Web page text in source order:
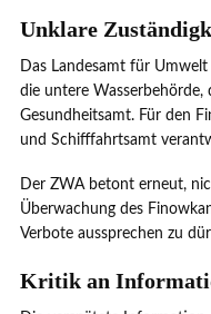
Unklare
Das Landesamt für
die untere Wasserbehörde,
Gesundheitsamt. Für den
und Schifffahrtsamt
Der ZWA betont erneut,
Überwachung des
Verbote aussprechen zu
Kritik an